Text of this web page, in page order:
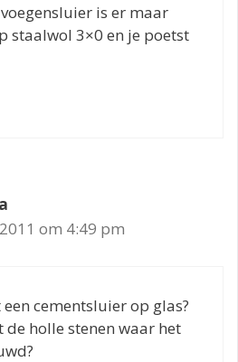
is er maar
staalwol 3×0 en je poetst
om 4:49 pm
cementsluier op glas?
de holle stenen waar het